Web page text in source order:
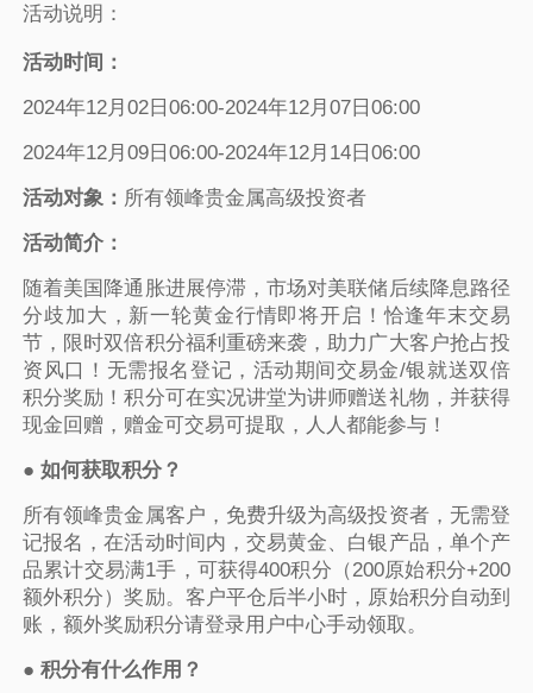
活动说明：
活动时间：
2024年12月02日06:00-2024年12月07日06:00
2024年12月09日06:00-2024年12月14日06:00
活动对象： 所有领峰贵金属高级投资者
活动简介：
随着美国降通胀进展停滞，市场对美联储后续降息路径
分歧加大，新一轮黄金行情即将开启！恰逢年末交易
节，限时双倍积分福利重磅来袭，助力广大客户抢占投
资风口！无需报名登记，活动期间交易金/银就送双倍
积分奖励！积分可在实况讲堂为讲师赠送礼物，并获得
现金回赠，赠金可交易可提取，人人都能参与！
●如何获取积分？
所有领峰贵金属客户，免费升级为高级投资者，无需登
记报名，在活动时间内，交易黄金、白银产品，单个产
品累计交易满1手，可获得400积分（200原始积分+200
额外积分）奖励。客户平仓后半小时，原始积分自动到
账，额外奖励积分请登录用户中心手动领取。
●积分有什么作用？